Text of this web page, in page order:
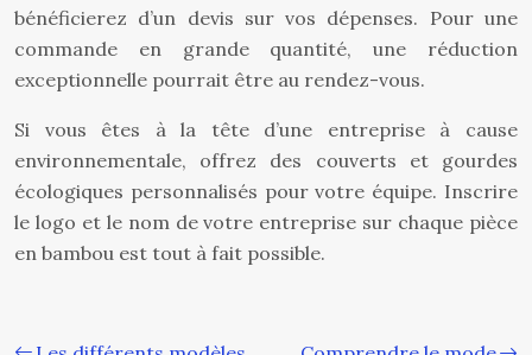
bénéficierez d’un devis sur vos dépenses. Pour une
commande en grande quantité, une réduction
exceptionnelle pourrait être au rendez-vous.
Si vous êtes à la tête d’une entreprise à cause
environnementale, offrez des couverts et gourdes
écologiques personnalisés pour votre équipe. Inscrire
le logo et le nom de votre entreprise sur chaque pièce
en bambou est tout à fait possible.